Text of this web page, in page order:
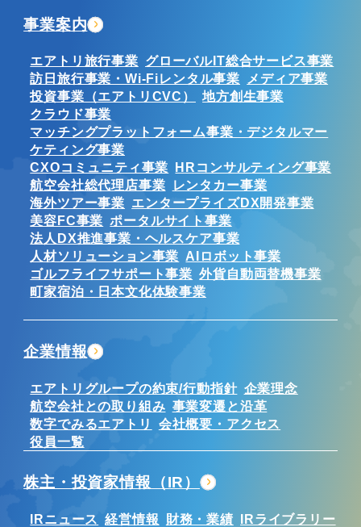
事業案内
エアトリ旅行事業 グローバルIT総合サービス事業
訪日旅行事業・Wi-Fiレンタル事業
メディア事業
投資事業（エアトリCVC）
地方創生事業
クラウド事業
マッチングプラットフォーム事業・デジタルマー
ケティング事業
CXOコミュニティ事業
HRコンサルティング事業
航空会社総代理店事業
レンタカー事業
海外ツアー事業 エンタープライズDX開発事業
美容FC事業 ポータルサイト事業
法人DX推進事業・ヘルスケア事業
人材ソリューション事業 AIロボット事業
ゴルフライフサポート事業 外貨自動両替機事業
町家宿泊・日本文化体験事業
企業情報
エアトリグループの約束/行動指針 企業理念
航空会社との取り組み 事業変遷と沿革
数字でみるエアトリ
会社概要・アクセス
役員一覧
株主・投資家情報（IR）
IRニュース 経営情報 財務・業績 IRライブラリー